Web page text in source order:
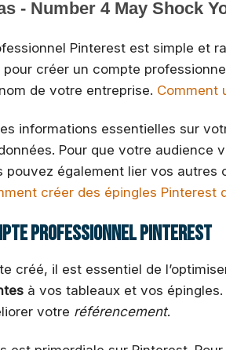
Pinterest est simple et
pour créer un compte
de votre entreprise. Comment
informations essentielles sur
Pour que votre audience
pouvez également lier vos
créer des épingles Pinterest
professionnel Pinterest
créé, il est essentiel de
à vos tableaux et vos
votre référencement.